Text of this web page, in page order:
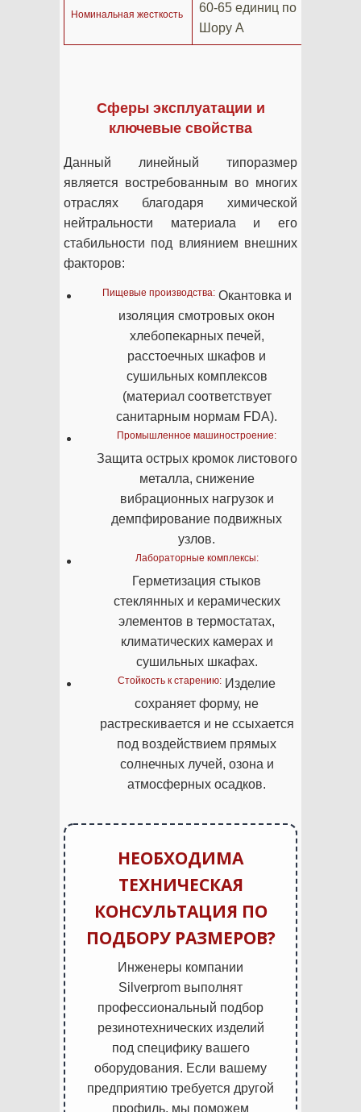
Номинальная жесткость
60-65 единиц по
Шору А
Сферы эксплуатации и
ключевые свойства
Данный линейный типоразмер
является востребованным во многих
отраслях благодаря химической
нейтральности материала и его
стабильности под влиянием внешних
факторов:
Пищевые производства:Окантовка и
изоляция смотровых окон
хлебопекарных печей,
расстоечных шкафов и
сушильных комплексов
(материал соответствует
санитарным нормам FDA).
Промышленное машиностроение:
Защита острых кромок листового
металла, снижение
вибрационных нагрузок и
демпфирование подвижных
узлов.
Лабораторные комплексы:
Герметизация стыков
стеклянных и керамических
элементов в термостатах,
климатических камерах и
сушильных шкафах.
Стойкость к старению: Изделие
сохраняет форму, не
растрескивается и не ссыхается
под воздействием прямых
солнечных лучей, озона и
атмосферных осадков.
НЕОБХОДИМА
ТЕХНИЧЕСКАЯ
КОНСУЛЬТАЦИЯ ПО
ПОДБОРУ РАЗМЕРОВ?
Инженеры компании
Silverprom выполнят
профессиональный подбор
резинотехнических изделий
под специфику вашего
оборудования. Если вашему
предприятию требуется другой
профиль, мы поможем